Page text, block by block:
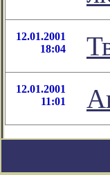
12.01.2001
18:04
12.01.2001
11:01